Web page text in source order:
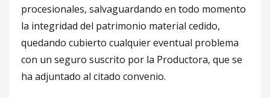
procesionales, salvaguardando en todo momento
la integridad del patrimonio material cedido,
quedando cubierto cualquier eventual problema
con un seguro suscrito por la Productora, que se
ha adjuntado al citado convenio.